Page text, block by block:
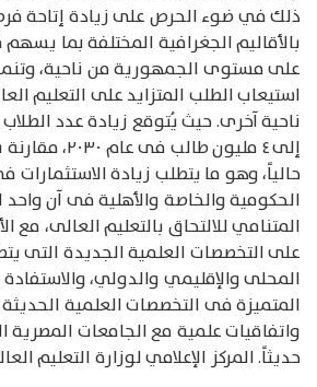
ذلك في ضوء الحرص على زيادة إتاحة
بالأقاليم الجغرافية المختلفة بما
على مستوى الجمهورية من ناحية،
استيعاب الطلب المتزايد على التعليم
ناحية آخرى. حيث يُتوقع زيادة عدد
حالياً، وهو ما يتطلب زيادة الاستثمارات
الحكومية والخاصة والأهلية فى آن واحد
المتنامي للالتحاق بالتعليم العالى، مع
على التخصصات العلمية الجديدة التى
المحلى والإقليمي والدولي،
المتميزة فى التخصصات العلمية
واتفاقيات علمية مع الجامعات المصرية
حديثاً. المركز الإعلامي لوزارة التعليم